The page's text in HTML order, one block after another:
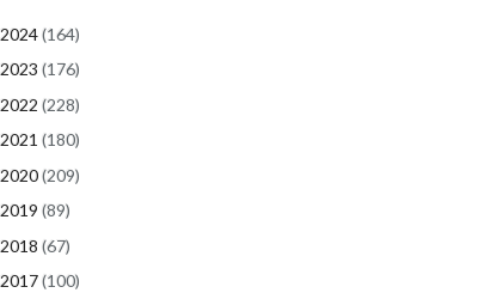
2024(164)
2023 (176)
2022 (228)
2021 (180)
2020(209)
2019 (89)
2018 (67)
2017(100)